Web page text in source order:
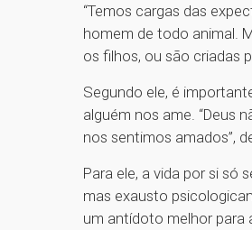
“Temos cargas das
homem de todo animal.
os filhos, ou são criadas
Segundo ele, é
alguém nos ame. “Deus
nos sentimos amados”,
Para ele, a vida por si só
mas exausto
um antídoto melhor para